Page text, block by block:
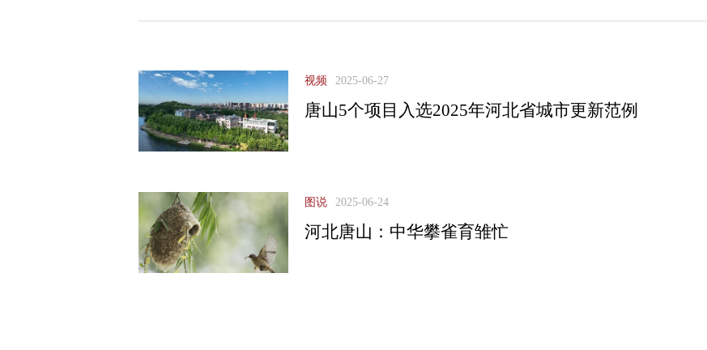
视频 2025-06-27
唐山5个项目入选2025年河北省城市更新范例
图说 2025-06-24
河北唐山：中华攀雀育雏忙